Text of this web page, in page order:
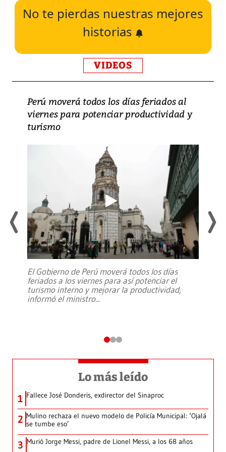
No te pierdas nuestras mejores
historias
VIDEOS
Perú moverá todos los días feriados al
viernes para potenciar productividad y
turismo
El Gobierno de Perú moverá todos los días
feriados a los viernes para así potenciar el
turismo interno y mejorar la productividad,
informó el ministro...
Lo más leído
1 Fallece José Donderis, exdirector del Sinaproc
2 Mulino rechaza el nuevo modelo de Policía Municipal: ‘Ojalá
se tumbe eso’
3 Murió Jorge Messi, padre de Lionel Messi, a los 68 años